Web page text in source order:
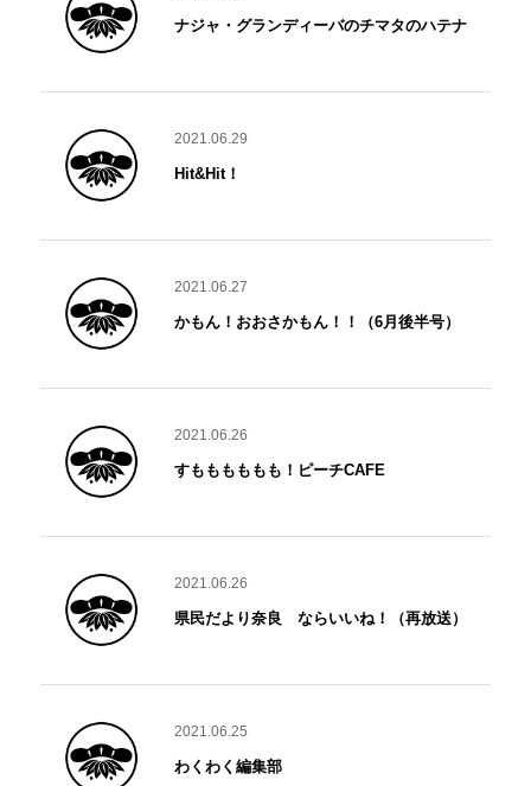
ナジャ・グランディーバのチマタのハテナ
2021.06.29
Hit&Hit！
2021.06.27
かもん！おおさかもん！！（6月後半号）
2021.06.26
すもももももも！ピーチCAFE
2021.06.26
県民だより奈良 ならいいね！（再放送）
2021.06.25
わくわく編集部